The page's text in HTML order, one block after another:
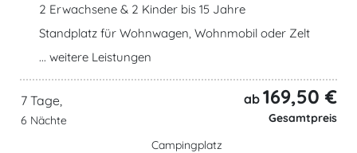
2 Erwachsene & 2 Kinder bis 15 Jahre
Standplatz für Wohnwagen, Wohnmobil oder Zelt
... weitere Leistungen
7 Tage,
6 Nächte
ab 169,50 €
Gesamtpreis
Campingplatz